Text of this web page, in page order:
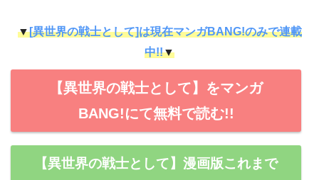
▼[異世界の戦士として]は現在マンガBANG!のみで連載
中!!▼
【異世界の戦士として】をマンガ
BANG!にて無料で読む!!
【異世界の戦士として】漫画版これまで